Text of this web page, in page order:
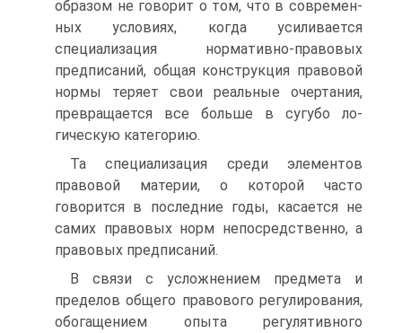
образом не говорит о том, что в современ­
ных условиях, когда усиливается
специализация нормативно-пра­вовых
предписаний, общая конструкция правовой
нормы теряет свои реальные очертания,
превращается все больше в сугубо ло­
гическую категорию.
Та специализация среди элементов
правовой материи, о кото­рой часто
говорится в последние годы, касается не
самих право­вых норм непосредственно, а
правовых предписаний.
В связи с усложнением предмета и
пределов общего правового регулирования,
обогащением опыта регулятивного